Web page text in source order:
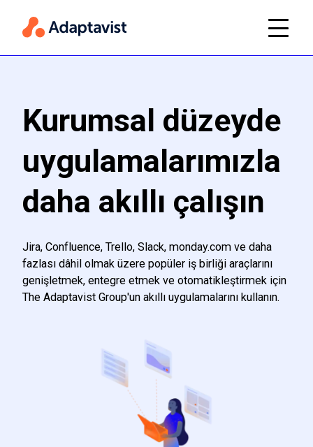
Kurumsal düzeyde
uygulamalarımızla
daha akıllı çalışın
Jira, Confluence, Trello, Slack, monday.com ve daha
fazlası dâhil olmak üzere popüler iş birliği araçlarını
genişletmek, entegre etmek ve otomatikleştirmek için
The Adaptavist Group'un akıllı uygulamalarını kullanın.